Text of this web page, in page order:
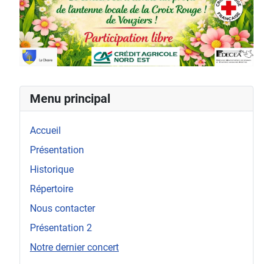
Menu principal
Accueil
Présentation
Historique
Répertoire
Nous contacter
Présentation 2
Notre dernier concert